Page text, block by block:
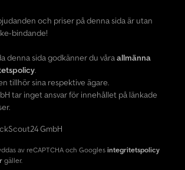
och priser på denna sida är utan
bindande!
denna sida godkänner du våra allmänna
.
tillhör sina respektive ägare.
tar inget ansvar för innehållet på länkade
GmbH
av reCAPTCHA och Googles integritetspolicy
gäller.